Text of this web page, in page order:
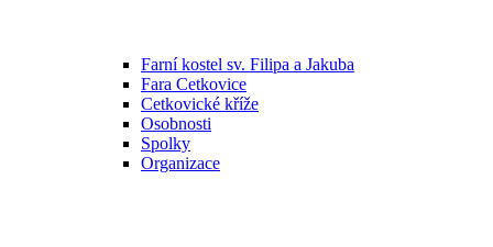
Farní kostel sv. Filipa a Jakuba
Fara Cetkovice
Cetkovické kříže
Osobnosti
Spolky
Organizace